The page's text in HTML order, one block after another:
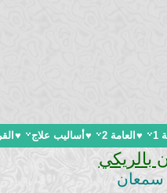
1
♥ العامة 2 ♥ أساليب علاج ♥
بالريكي
سمعان